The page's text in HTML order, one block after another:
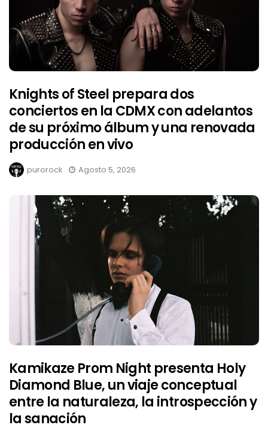
Knights of Steel prepara dos
conciertos en la CDMX con adelantos
de su próximo álbum y una renovada
producción en vivo
purorock Agosto 5, 2026
Kamikaze Prom Night presenta Holy
Diamond Blue, un viaje conceptual
entre la naturaleza, la introspección y
la sanación